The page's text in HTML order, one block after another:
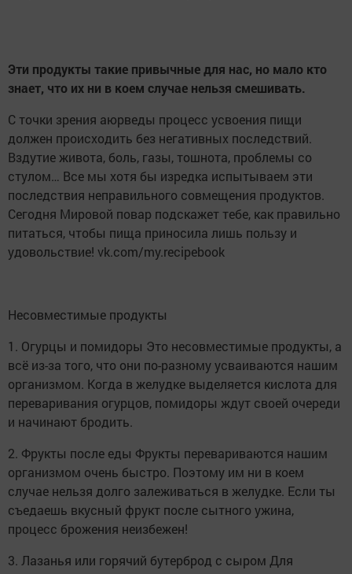
Эти продукты такие привычные для нас, но мало кто
знает, что их ни в коем случае нельзя смешивать.
С точки зрения аюрведы процесс усвоения пищи
должен происходить без негативных последствий.
Вздутие живота, боль, газы, тошнота, проблемы со
стулом… Все мы хотя бы изредка испытываем эти
последствия неправильного совмещения продуктов.
Сегодня Мировой повар подскажет тебе, как правильно
питаться, чтобы пища приносила лишь пользу и
удовольствие! vk.com/my.recipebook
Несовместимые продукты
1. Огурцы и помидоры Это несовместимые продукты, а
всё из-за того, что они по-разному усваиваются нашим
организмом. Когда в желудке выделяется кислота для
переваривания огурцов, помидоры ждут своей очереди
и начинают бродить.
2. Фрукты после еды Фрукты перевариваются нашим
организмом очень быстро. Поэтому им ни в коем
случае нельзя долго залеживаться в желудке. Если ты
съедаешь вкусный фрукт после сытного ужина,
процесс брожения неизбежен!
3. Лазанья или горячий бутерброд с сыром Для